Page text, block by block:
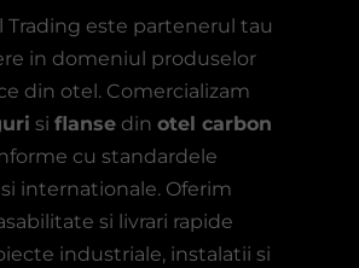
Trading este partenerul tau
in domeniul produselor
din otel. Comercializam
si flanse din otel carbon
cu standardele
internationale. Oferim
si livrari rapide
industriale, instalatii si